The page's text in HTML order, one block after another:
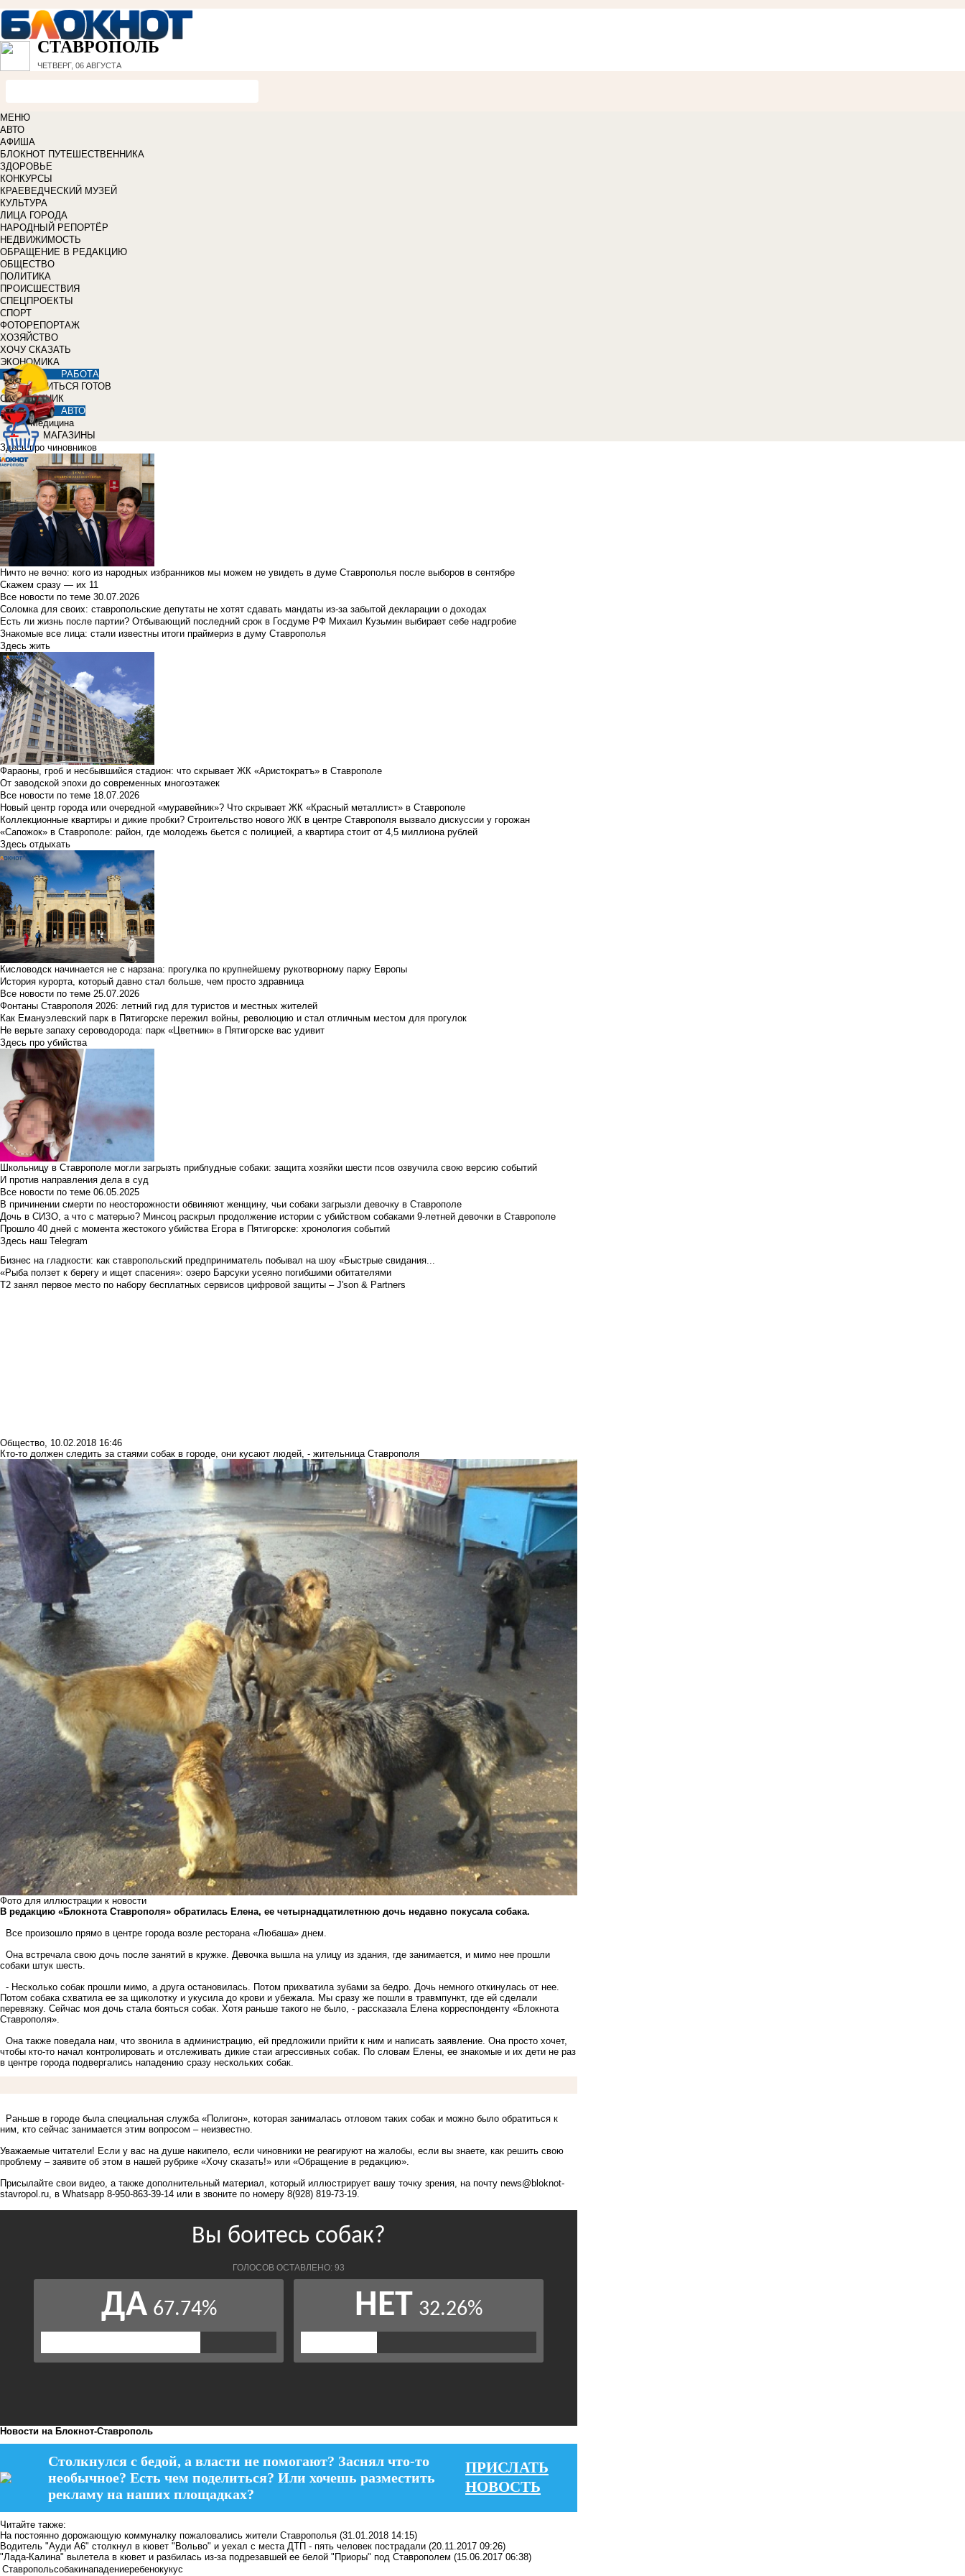
СТАВРОПОЛЬ
ЧЕТВЕРГ, 06 АВГУСТА
МЕНЮ
АВТО
АФИША
БЛОКНОТ ПУТЕШЕСТВЕННИКА
ЗДОРОВЬЕ
КОНКУРСЫ
КРАЕВЕДЧЕСКИЙ МУЗЕЙ
КУЛЬТУРА
ЛИЦА ГОРОДА
НАРОДНЫЙ РЕПОРТЁР
НЕДВИЖИМОСТЬ
ОБРАЩЕНИЕ В РЕДАКЦИЮ
ОБЩЕСТВО
ПОЛИТИКА
ПРОИСШЕСТВИЯ
СПЕЦПРОЕКТЫ
СПОРТ
ФОТОРЕПОРТАЖ
ХОЗЯЙСТВО
ХОЧУ СКАЗАТЬ
ЭКОНОМИКА
РАБОТА
УЧИТЬСЯ ГОТОВ
СПРАВОЧНИК
АВТО
Медицина
МАГАЗИНЫ
Здесь про чиновников
Ничто не вечно: кого из народных избранников мы можем не увидеть в думе Ставрополья после выборов в сентябре
Скажем сразу — их 11
Все новости по теме 30.07.2026
Соломка для своих: ставропольские депутаты не хотят сдавать мандаты из-за забытой декларации о доходах
Есть ли жизнь после партии? Отбывающий последний срок в Госдуме РФ Михаил Кузьмин выбирает себе надгробие
Знакомые все лица: стали известны итоги праймериз в думу Ставрополья
Здесь жить
Фараоны, гроб и несбывшийся стадион: что скрывает ЖК «Аристократъ» в Ставрополе
От заводской эпохи до современных многоэтажек
Все новости по теме 18.07.2026
Новый центр города или очередной «муравейник»? Что скрывает ЖК «Красный металлист» в Ставрополе
Коллекционные квартиры и дикие пробки? Строительство нового ЖК в центре Ставрополя вызвало дискуссии у горожан
«Сапожок» в Ставрополе: район, где молодежь бьется с полицией, а квартира стоит от 4,5 миллиона рублей
Здесь отдыхать
Кисловодск начинается не с нарзана: прогулка по крупнейшему рукотворному парку Европы
История курорта, который давно стал больше, чем просто здравница
Все новости по теме 25.07.2026
Фонтаны Ставрополя 2026: летний гид для туристов и местных жителей
Как Емануэлевский парк в Пятигорске пережил войны, революцию и стал отличным местом для прогулок
Не верьте запаху сероводорода: парк «Цветник» в Пятигорске вас удивит
Здесь про убийства
Школьницу в Ставрополе могли загрызть приблудные собаки: защита хозяйки шести псов озвучила свою версию событий
И против направления дела в суд
Все новости по теме 06.05.2025
В причинении смерти по неосторожности обвиняют женщину, чьи собаки загрызли девочку в Ставрополе
Дочь в СИЗО, а что с матерью? Минсоц раскрыл продолжение истории с убийством собаками 9-летней девочки в Ставрополе
Прошло 40 дней с момента жестокого убийства Егора в Пятигорске: хронология событий
Здесь наш Telegram
Бизнес на гладкости: как ставропольский предприниматель побывал на шоу «Быстрые свидания...
«Рыба ползет к берегу и ищет спасения»: озеро Барсуки усеяно погибшими обитателями
Т2 занял первое место по набору бесплатных сервисов цифровой защиты – J'son & Partners
Общество, 10.02.2018 16:46
Кто-то должен следить за стаями собак в городе, они кусают людей, - жительница Ставрополя
Фото для иллюстрации к новости
В редакцию «Блокнота Ставрополя» обратилась Елена, ее четырнадцатилетнюю дочь недавно покусала собака.
Все произошло прямо в центре города возле ресторана «Любаша» днем.
Она встречала свою дочь после занятий в кружке. Девочка вышла на улицу из здания, где занимается, и мимо нее прошли
собаки штук шесть.
- Несколько собак прошли мимо, а друга остановилась. Потом прихватила зубами за бедро. Дочь немного откинулась от нее.
Потом собака схватила ее за щиколотку и укусила до крови и убежала. Мы сразу же пошли в травмпункт, где ей сделали
перевязку. Сейчас моя дочь стала бояться собак. Хотя раньше такого не было, - рассказала Елена корреспонденту «Блокнота
Ставрополя».
Она также поведала нам, что звонила в администрацию, ей предложили прийти к ним и написать заявление. Она просто хочет,
чтобы кто-то начал контролировать и отслеживать дикие стаи агрессивных собак. По словам Елены, ее знакомые и их дети не раз
в центре города подвергались нападению сразу нескольких собак.
Раньше в городе была специальная служба «Полигон», которая занималась отловом таких собак и можно было обратиться к
ним, кто сейчас занимается этим вопросом – неизвестно.
Уважаемые читатели! Если у вас на душе накипело, если чиновники не реагируют на жалобы, если вы знаете, как решить свою
проблему – заявите об этом в нашей рубрике «Хочу сказать!» или «Обращение в редакцию».
Присылайте свои видео, а также дополнительный материал, который иллюстрирует вашу точку зрения, на почту news@bloknot-
stavropol.ru , в Whatsapp 8-950-863-39-14 или в звоните по номеру 8(928) 819-73-19.
Новости на Блoкнoт-Ставрополь
Столкнулся с бедой, а власти не помогают? Заснял что-то
необычное? Есть чем поделиться? Или хочешь разместить
рекламу на наших площадках?
ПРИСЛАТЬ
НОВОСТЬ
Читайте также:
На постоянно дорожающую коммуналку пожаловались жители Ставрополья (31.01.2018 14:15)
Водитель "Ауди А6" столкнул в кювет "Вольво" и уехал с места ДТП - пять человек пострадали (20.11.2017 09:26)
"Лада-Калина" вылетела в кювет и разбилась из-за подрезавшей ее белой "Приоры" под Ставрополем (15.06.2017 06:38)
Ставропольсобакинападениеребенокукус